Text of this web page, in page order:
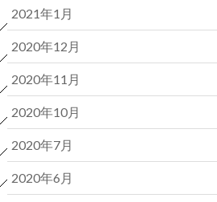
2021年1月
2020年12月
2020年11月
2020年10月
2020年7月
2020年6月